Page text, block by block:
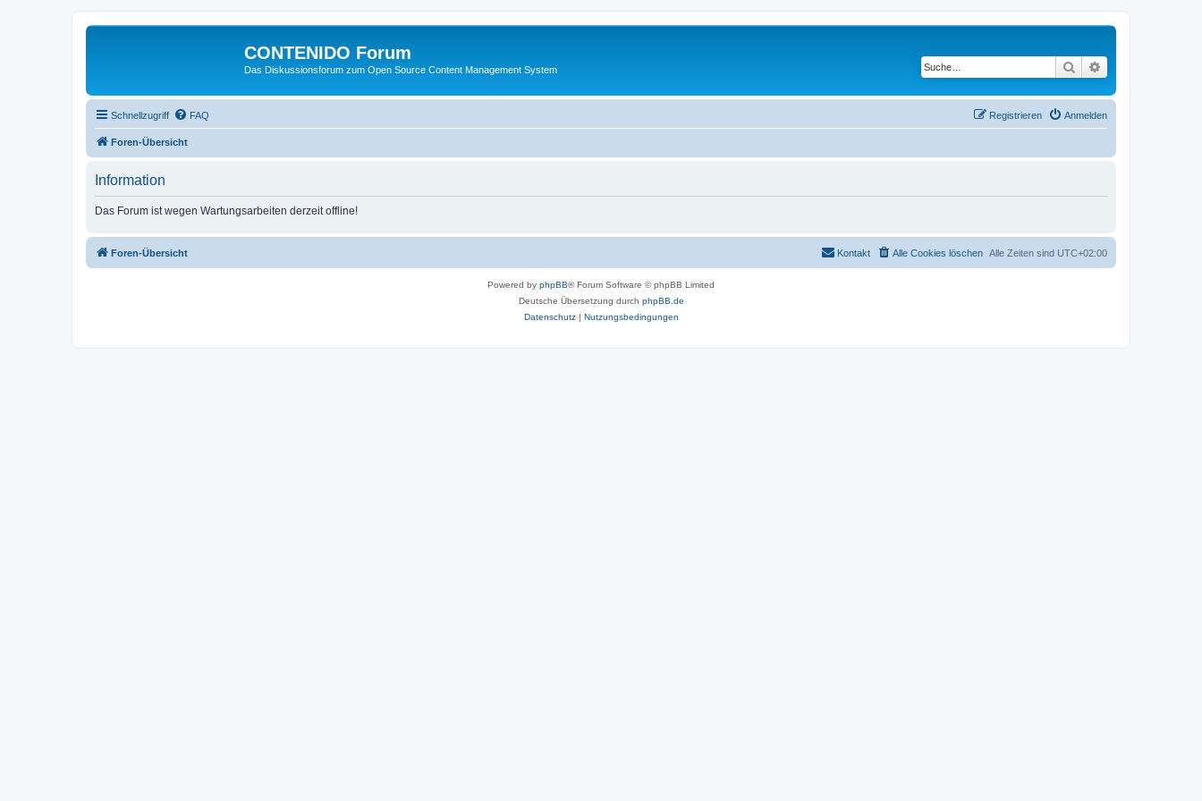
CONTENIDO Forum
Das Diskussionsforum zum Open Source Content Management System Suche
Schnellzugriff FAQ Anmelden
Registrieren
Foren-Übersicht
Information
Das Forum ist wegen Wartungsarbeiten derzeit offline!
Foren-Übersicht Alle Zeiten sind UTC+02:00
Alle Cookies löschen
Kontakt
Powered by phpBB® Forum Software © phpBB Limited
Deutsche Übersetzung durch phpBB.de
Datenschutz| Nutzungsbedingungen